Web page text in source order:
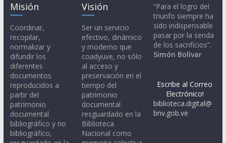
Misión
Coordinar,
recopilar,
normalizar y
difundir los
diferentes
documentos
reproducidos a
partir del
patrimonio
documental
bibliográfico y no
bibliográfico,
Visión
Ser un servicio
efectivo, dinámico
y moderno que
coadyuve, no sólo
al acceso y
preservación en el
tiempo del
patrimonio
documental
resguardado en la
Biblioteca
Nacional como
“Para el logro del
triunfo siempre ha
sido indispensable
pasar por la senda
de los sacrificios”.
Simón Bolívar
Escribe al Correo
Electrónico!
biblioteca.digital@
bnv.gob.ve